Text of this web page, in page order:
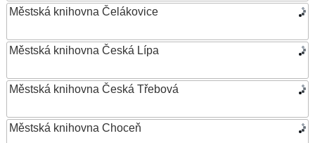
Městská knihovna Čelákovice
Městská knihovna Česká Lípa
Městská knihovna Česká Třebová
Městská knihovna Choceň